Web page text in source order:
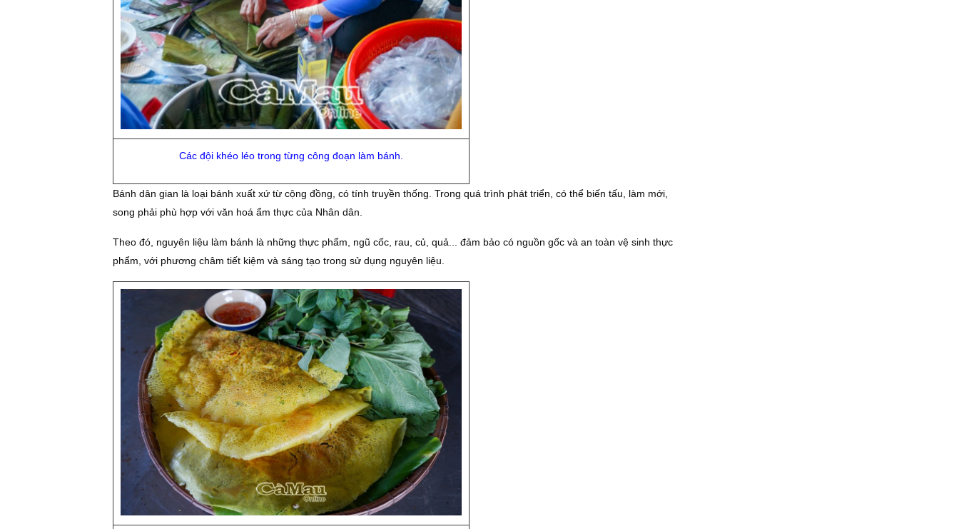
Các đội khéo léo trong từng công đoạn làm bánh.
Bánh dân gian là loại bánh xuất xứ từ cộng đồng, có tính truyền thống. Trong quá trình phát triển, có thể biến tấu, làm mới,
song phải phù hợp với văn hoá ẩm thực của Nhân dân.
Theo đó, nguyên liệu làm bánh là những thực phẩm, ngũ cốc, rau, củ, quả... đảm bảo có nguồn gốc và an toàn vệ sinh thực
phẩm, với phương châm tiết kiệm và sáng tạo trong sử dụng nguyên liệu.